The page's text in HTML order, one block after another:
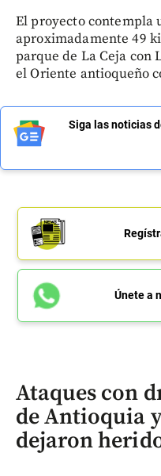
El proyecto contempla
aproximadamente 49
parque de La Ceja
el Oriente antioqueño
Siga las noticias
Únete a
Ataques con
de Antioquia
dejaron